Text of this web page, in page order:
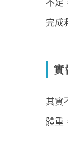
不足
完成
實
其實
體重